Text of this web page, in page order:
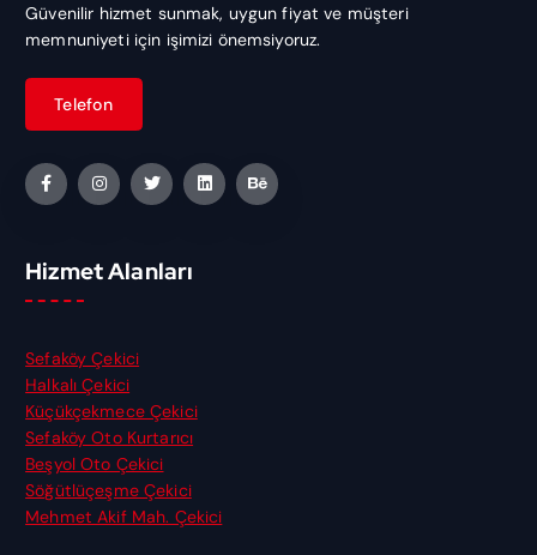
Güvenilir hizmet sunmak, uygun fiyat ve müşteri
memnuniyeti için işimizi önemsiyoruz.
Hizmet Alanları
Sefaköy Çekici
Halkalı Çekici
Küçükçekmece Çekici
Sefaköy Oto Kurtarıcı
Beşyol Oto Çekici
Söğütlüçeşme Çekici
Mehmet Akif Mah. Çekici